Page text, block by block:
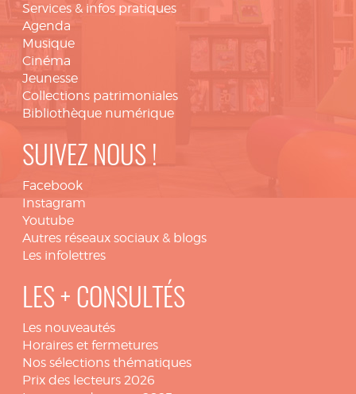
Services & infos pratiques
Agenda
Musique
Cinéma
Jeunesse
Collections patrimoniales
Bibliothèque numérique
SUIVEZ NOUS !
Facebook
Instagram
Youtube
Autres réseaux sociaux & blogs
Les infolettres
LES + CONSULTÉS
Les nouveautés
Horaires et fermetures
Nos sélections thématiques
Prix des lecteurs 2026